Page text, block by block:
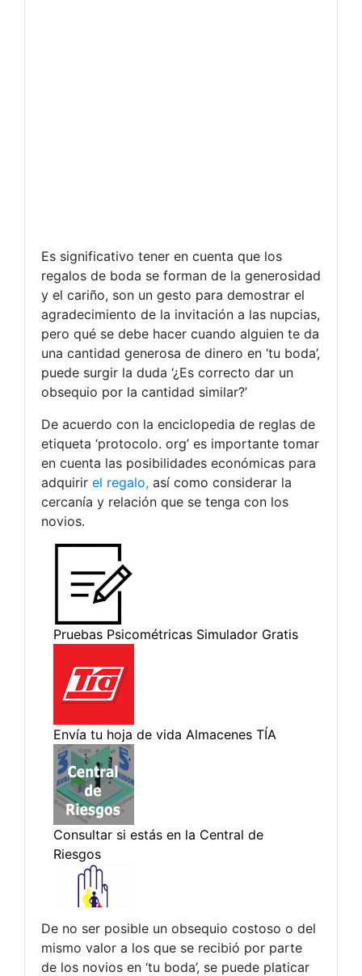
Es significativo tener en cuenta que los
regalos de boda se forman de la generosidad
y el cariño, son un gesto para demostrar el
agradecimiento de la invitación a las nupcias,
pero qué se debe hacer cuando alguien te da
una cantidad generosa de dinero en ‘tu boda’,
puede surgir la duda ‘¿Es correcto dar un
obsequio por la cantidad similar?’
De acuerdo con la enciclopedia de reglas de
etiqueta ‘protocolo. org’ es importante tomar
en cuenta las posibilidades económicas para
adquirir el regalo, así como considerar la
cercanía y relación que se tenga con los
novios.
De no ser posible un obsequio costoso o del
mismo valor a los que se recibió por parte
de los novios en ‘tu boda’, se puede platicar